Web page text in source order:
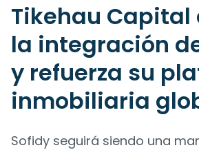
Tikehau
la integración
y refuerza su
inmobiliaria
Sofidy seguirá siendo una